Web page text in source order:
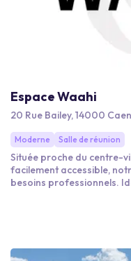
Espace Waahi
20 Rue Bailey, 14000
Moderne Salle de réunion
Située proche du centre-
facilement accessible,
besoins professionnels. Idéale pour vos réunions, séminaires ou
personnes assises et 50
modulable permet